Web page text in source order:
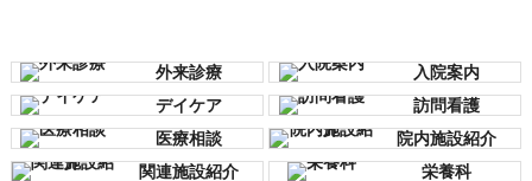
外来診療
入院案内
デイケア
訪問看護
医療相談
院内施設紹介
関連施設紹介
栄養科